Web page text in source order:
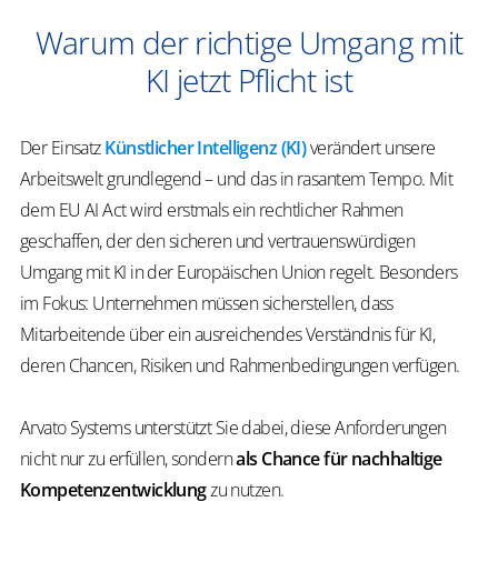
Warum der richtige Umgang mit
KI jetzt Pflicht ist
Der EinsatzKünstlicher Intelligenz (KI)verändert unsere
Arbeitswelt grundlegend – und das in rasantem Tempo. Mit
dem EU AI Act wird erstmals ein rechtlicher Rahmen
geschaffen, der den sicheren und vertrauenswürdigen
Umgang mit KI in der Europäischen Union regelt. Besonders
im Fokus: Unternehmen müssen sicherstellen, dass
Mitarbeitende über ein ausreichendes Verständnis für KI,
deren Chancen, Risiken und Rahmenbedingungen verfügen.
Arvato Systems unterstützt Sie dabei, diese Anforderungen
nicht nur zu erfüllen, sondernals Chance für nachhaltige
Kompetenzentwicklungzu nutzen.